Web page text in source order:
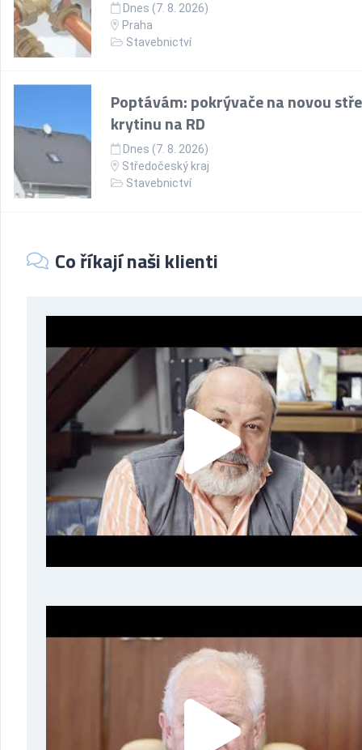
Dnes (7. 8. 2026)
Praha
Stavebnictví
Poptávám: pokrývače na novou
krytinu na RD
Dnes (7. 8. 2026)
Středočeský kraj
Stavebnictví
Co říkají naši klienti